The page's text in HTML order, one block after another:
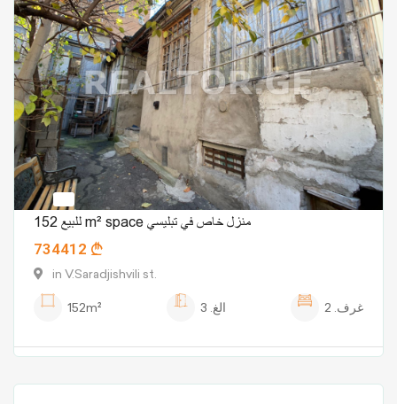
للبيع 152 m² space منزل خاص في تبليسي
734412
in V.Saradjishvili st.
152m²
الغ. 3 غرف. 2